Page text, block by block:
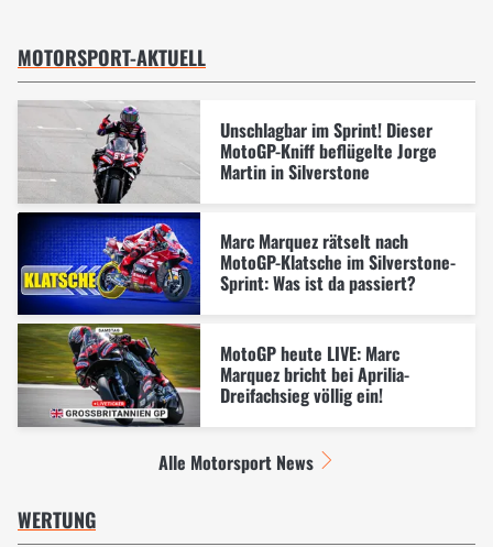
MOTORSPORT-AKTUELL
Unschlagbar im Sprint! Dieser
MotoGP-Kniff beflügelte Jorge
Martin in Silverstone
Marc Marquez rätselt nach
MotoGP-Klatsche im Silverstone-
Sprint: Was ist da passiert?
MotoGP heute LIVE: Marc
Marquez bricht bei Aprilia-
Dreifachsieg völlig ein!
Alle Motorsport News
WERTUNG